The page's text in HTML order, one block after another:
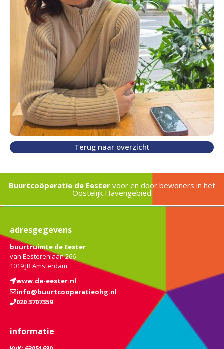
Terug naar overzicht
Buurtcoöperatie de Eestervoor en door bewoners in het
Oostelijk Havengebied
adresgegevens
buurtruimte de Eester
van Eesterenlaan 266
1019 JR Amsterdam
www.de-eester.nl
info@buurtcooperatieohg.nl
020 3707359
informatie